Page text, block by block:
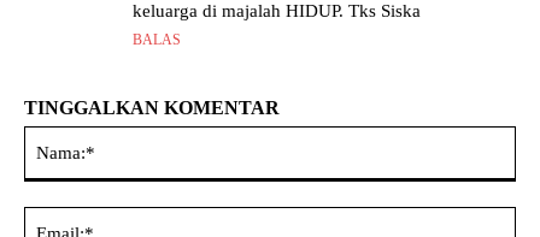
keluarga di majalah HIDUP. Tks Siska
BALAS
TINGGALKAN KOMENTAR